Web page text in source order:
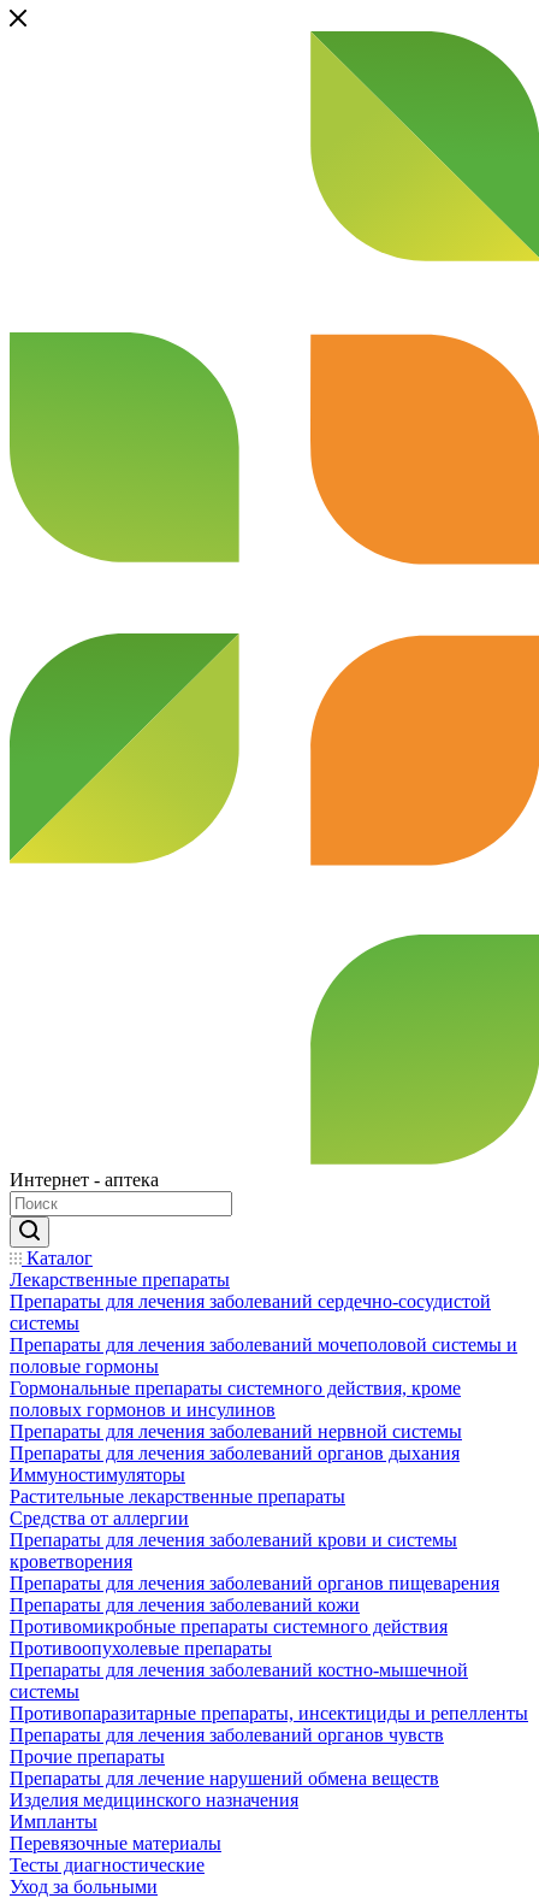
Интернет - аптека
Каталог
Лекарственные препараты
Препараты для лечения заболеваний сердечно-сосудистой
системы
Препараты для лечения заболеваний мочеполовой системы и
половые гормоны
Гормональные препараты системного действия, кроме
половых гормонов и инсулинов
Препараты для лечения заболеваний нервной системы
Препараты для лечения заболеваний органов дыхания
Иммуностимуляторы
Растительные лекарственные препараты
Средства от аллергии
Препараты для лечения заболеваний крови и системы
кроветворения
Препараты для лечения заболеваний органов пищеварения
Препараты для лечения заболеваний кожи
Противомикробные препараты системного действия
Противоопухолевые препараты
Препараты для лечения заболеваний костно-мышечной
системы
Противопаразитарные препараты, инсектициды и репелленты
Препараты для лечения заболеваний органов чувств
Прочие препараты
Препараты для лечение нарушений обмена веществ
Изделия медицинского назначения
Импланты
Перевязочные материалы
Тесты диагностические
Уход за больными